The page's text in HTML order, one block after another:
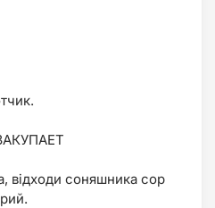
відходи соняшника сор